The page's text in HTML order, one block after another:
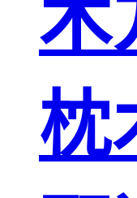
木
枕